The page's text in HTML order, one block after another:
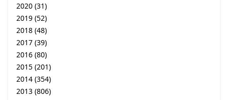
2020 (31)
2019 (52)
2018 (48)
2017 (39)
2016 (80)
2015 (201)
2014 (354)
2013 (806)